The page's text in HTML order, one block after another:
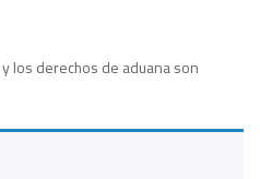
los derechos de aduana son